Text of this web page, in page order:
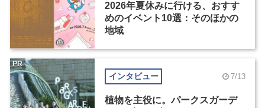
2026年夏休みに行ける、おすす
めのイベント10選：そのほかの
地域
インタビュー 7/13
植物を主役に。パークスガーデ
PR